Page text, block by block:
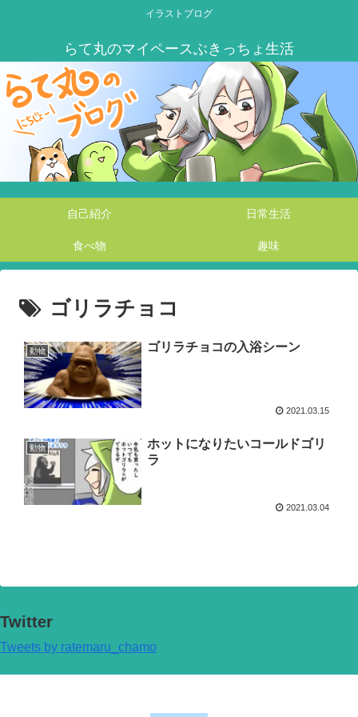
イラストブログ
自己紹介 日常生活
食べ物 趣味
ゴリラチョコ
動物 ゴリラチョコの入浴シーン
2021.03.15
動物
ホットになりたいコールドゴリ
ラ
2021.03.04
Twitter
Tweets by ratemaru_chamo